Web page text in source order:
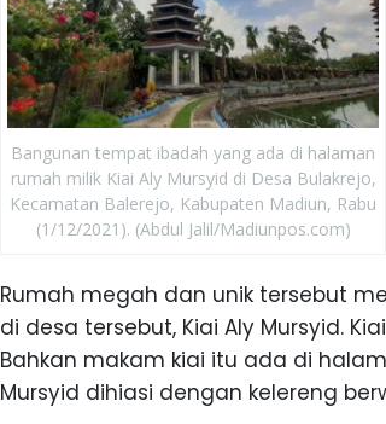
Bangunan tempat ibadah yang ada di halaman
rumah milik Kiai Aly Mursyid di Desa Bulakrejo,
Kecamatan Balerejo, Kabupaten Madiun, Rabu
(1/12/2021). (Abdul Jalil/Madiunpos.com)
Rumah megah dan unik tersebut
di desa tersebut, Kiai Aly Mursyid.
Bahkan makam kiai itu ada di
Mursyid dihiasi dengan kelereng